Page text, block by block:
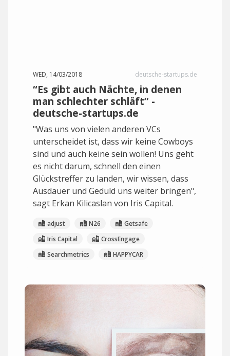
WED, 14/03/2018 deutsche-startups.de
“Es gibt auch Nächte, in denen
man schlechter schläft” -
deutsche-startups.de
"Was uns von vielen anderen VCs
unterscheidet ist, dass wir keine Cowboys
sind und auch keine sein wollen! Uns geht
es nicht darum, schnell den einen
Glückstreffer zu landen, wir wissen, dass
Ausdauer und Geduld uns weiter bringen",
sagt Erkan Kilicaslan von Iris Capital.
adjust N26
Getsafe
Iris Capital
CrossEngage
Searchmetrics
HAPPYCAR